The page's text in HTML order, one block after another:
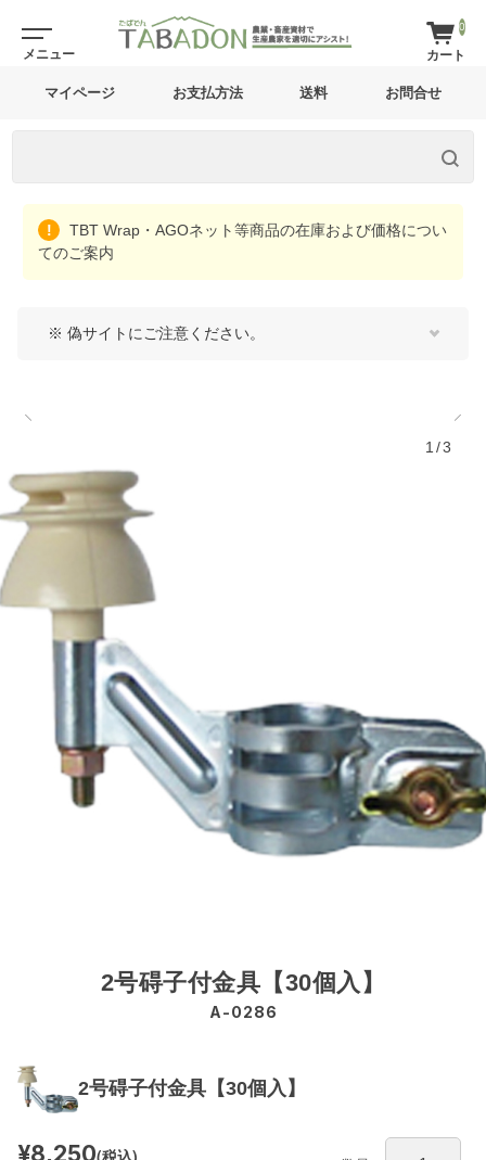
0
マイページ お支払方法 送料 お問合せ
TBT Wrap・AGOネット等商品の在庫および価格につい
てのご案内
※ 偽サイトにご注意ください。
1/3
2号碍子付金具【30個入】
A-0286
2号碍子付金具【30個入】
¥8,250(税込)